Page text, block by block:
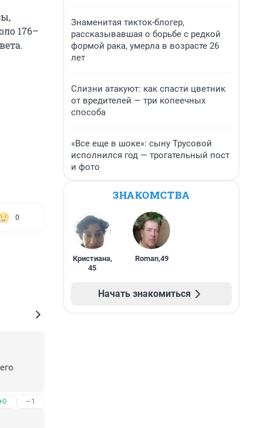
176–
0
–1
Знаменитая тикток-блогер,
рассказывавшая о борьбе с редкой
формой рака, умерла в возрасте 26
лет
Слизни атакуют: как спасти цветник
от вредителей — три копеечных
способа
«Все еще в шоке»: сыну Трусовой
исполнился год — трогательный пост
и фото
ЗНАКОМСТВА
Кристиана,
45
Roman,49
Начать знакомиться